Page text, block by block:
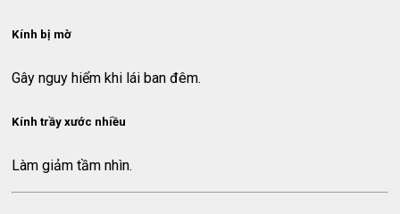
Kính bị mờ
Gây nguy hiểm khi lái ban đêm.
Kính trầy xước nhiều
Làm giảm tầm nhìn.